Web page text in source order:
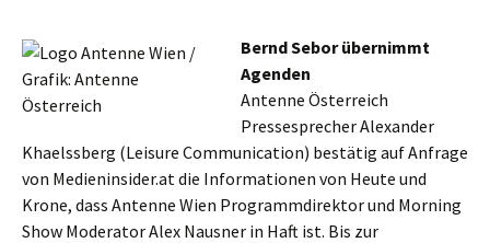
Bernd Sebor übernimmt
Agenden
Antenne Österreich
Pressesprecher Alexander
Khaelssberg (Leisure Communication) bestätig auf Anfrage
von Medieninsider.at die Informationen von Heute und
Krone, dass Antenne Wien Programmdirektor und Morning
Show Moderator Alex Nausner in Haft ist. Bis zur